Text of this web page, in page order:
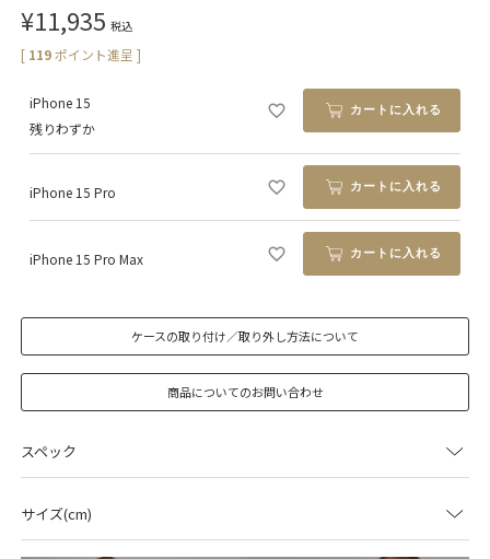
¥11,935 税込
[ 119ポイント進呈 ]
iPhone 15
残りわずか
カートに入れる
iPhone 15 Pro カートに入れる
iPhone 15 Pro Max カートに入れる
ケースの取り付け／取り外し方法について
商品についてのお問い合わせ
スペック
サイズ(cm)